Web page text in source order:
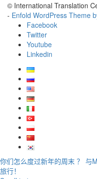
© International Translation
- Enfold WordPress Theme
Facebook
Twitter
Youtube
Linkedin
你们怎么度过新年的周末 ？ 与
旅行！